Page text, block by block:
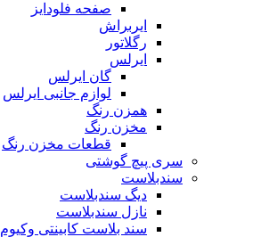
صفحه فلودایز
ایربراش
رگلاتور
ایرلس
گان ایرلس
لوازم جانبی ایرلس
همزن رنگ
مخزن رنگ
قطعات مخزن رنگ
سری پیچ گوشتی
سندبلاست
دیگ سندبلاست
نازل سندبلاست
سند بلاست کابینتی وکیوم